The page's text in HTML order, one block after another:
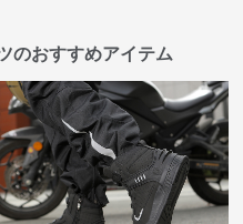
のおすすめアイテム